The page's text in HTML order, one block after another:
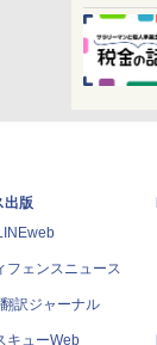
出版
フェンスニュース
訳ジャーナル
キューWeb